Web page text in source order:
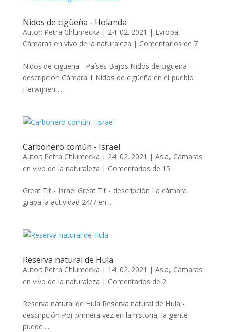
Nidos de cigüeña - Holanda
Autor: Petra Chlumecka | 24. 02. 2021 | Evropa,
Cámaras en vivo de la naturaleza | Comentarios de 7
Nidos de cigüeña - Países Bajos Nidos de cigüeña -
descripción Cámara 1 Nidos de cigüeña en el pueblo
Herwijnen ...
Carbonero común - Israel
Autor: Petra Chlumecka | 24. 02. 2021 | Asia, Cámaras
en vivo de la naturaleza | Comentarios de 15
Great Tit - Israel Great Tit - descripción La cámara
graba la actividad 24/7 en ...
Reserva natural de Hula
Autor: Petra Chlumecka | 14. 02. 2021 | Asia, Cámaras
en vivo de la naturaleza | Comentarios de 2
Reserva natural de Hula Reserva natural de Hula -
descripción Por primera vez en la historia, la gente
puede ...